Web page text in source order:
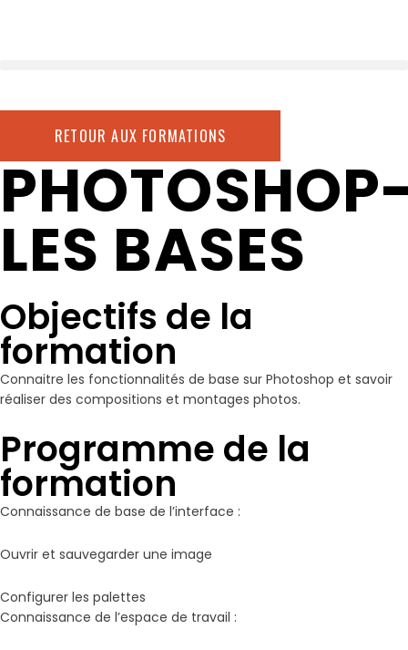
RETOUR AUX FORMATIONS
LES BASES
Objectifs de la
formation
Connaitre les fonctionnalités de base sur Photoshop et savoir
réaliser des compositions et montages photos.
Programme de la
formation
Connaissance de base de l’interface :
Ouvrir et sauvegarder une image
Configurer les palettes
Connaissance de l’espace de travail :